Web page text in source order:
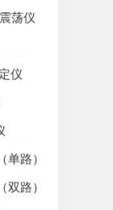
荡仪
仪
路）
路）